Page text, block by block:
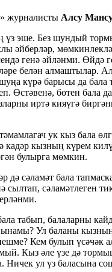
журналисты Алсу
үз эше. Без шундый
әйберләр,
генә әйләнми. Өйдә
белән алмаштылар.
күрә барысы да бала
Өстәвенә, бөтен бала
иртә кияүгә
ук кыз бала
кадәр кызның күрем
булырга мөмкин.
дә сәламәт бала
сылтап, сәламәтлеген
табып, балаларны
Ул баланы
Кем булып үсәчәк
Кыз әле үзе дә
Ничек ул үз баласына